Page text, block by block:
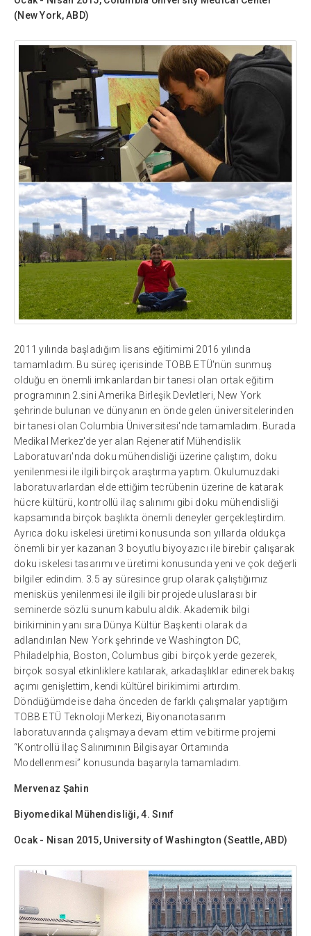
(New York, ABD)
2011 yılında başladığım lisans eğitimimi 2016 yılında
tamamladım. Bu süreç içerisinde TOBB ETÜ'nün sunmuş
olduğu en önemli imkanlardan bir tanesi olan ortak eğitim
programının 2.sini Amerika Birleşik Devletleri, New York
şehrinde bulunan ve dünyanın en önde gelen üniversitelerinden
bir tanesi olan Columbia Üniversitesi'nde tamamladım. Burada
Medikal Merkez'de yer alan Rejeneratif Mühendislik
Laboratuvarı'nda doku mühendisliği üzerine çalıştım, doku
yenilenmesi ile ilgili birçok araştırma yaptım. Okulumuzdaki
laboratuvarlardan elde ettiğim tecrübenin üzerine de katarak
hücre kültürü, kontrollü ilaç salınımı gibi doku mühendisliği
kapsamında birçok başlıkta önemli deneyler gerçekleştirdim.
Ayrıca doku iskelesi üretimi konusunda son yıllarda oldukça
önemli bir yer kazanan 3 boyutlu biyoyazıcı ile birebir çalışarak
doku iskelesi tasarımı ve üretimi konusunda yeni ve çok değerli
bilgiler edindim. 3.5 ay süresince grup olarak çalıştığımız
menisküs yenilenmesi ile ilgili bir projede uluslarası bir
seminerde sözlü sunum kabulu aldık. Akademik bilgi
birikiminin yanı sıra Dünya Kültür Başkenti olarak da
adlandırılan New York şehrinde ve Washington DC,
Philadelphia, Boston, Columbus gibi birçok yerde gezerek,
birçok sosyal etkinliklere katılarak, arkadaşlıklar edinerek bakış
açımı genişlettim, kendi kültürel birikimimi artırdım.
Döndüğümde ise daha önceden de farklı çalışmalar yaptığım
TOBB ETÜ Teknoloji Merkezi, Biyonanotasarım
laboratuvarında çalışmaya devam ettim ve bitirme projemi
“Kontrollü İlaç Salınımının Bilgisayar Ortamında
Modellenmesi” konusunda başarıyla tamamladım.
Mervenaz Şahin
Biyomedikal Mühendisliği, 4. Sınıf
Ocak - Nisan 2015, University of Washington (Seattle, ABD)